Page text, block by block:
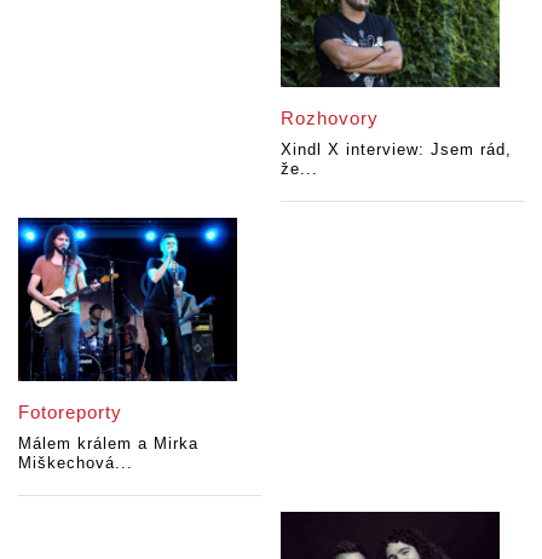
Rozhovory
Xindl X interview: Jsem rád,
že...
Fotoreporty
Málem králem a Mirka
Miškechová...